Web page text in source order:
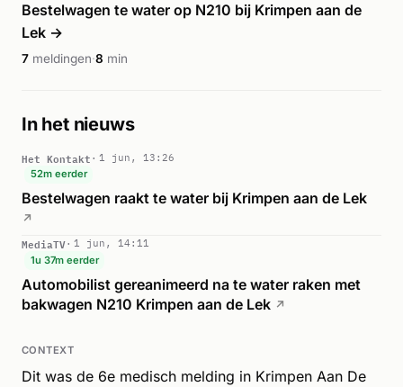
Bestelwagen te water op N210 bij Krimpen aan de
Lek →
7 meldingen·8 min
In het nieuws
Het Kontakt
1 jun, 13:26
52m eerder
Bestelwagen raakt te water bij Krimpen aan de Lek
↗
MediaTV
1 jun, 14:11
1u 37m eerder
Automobilist gereanimeerd na te water raken met
bakwagen N210 Krimpen aan de Lek ↗
CONTEXT
Dit was de 6e medisch melding in Krimpen Aan De